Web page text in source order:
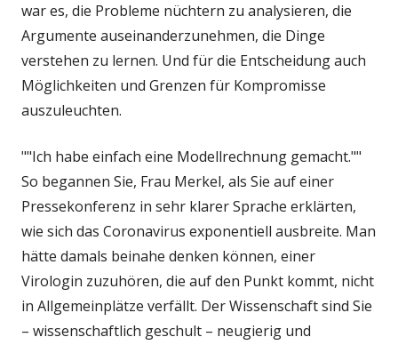
war es, die Probleme nüchtern zu analysieren, die
Argumente auseinanderzunehmen, die Dinge
verstehen zu lernen. Und für die Entscheidung auch
Möglichkeiten und Grenzen für Kompromisse
auszuleuchten.
""Ich habe einfach eine Modellrechnung gemacht.""
So begannen Sie, Frau Merkel, als Sie auf einer
Pressekonferenz in sehr klarer Sprache erklärten,
wie sich das Coronavirus exponentiell ausbreite. Man
hätte damals beinahe denken können, einer
Virologin zuzuhören, die auf den Punkt kommt, nicht
in Allgemeinplätze verfällt. Der Wissenschaft sind Sie
– wissenschaftlich geschult – neugierig und